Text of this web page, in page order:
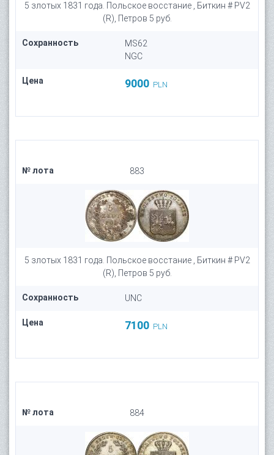
5 злотых 1831 года. Польское восстание , Биткин # PV2
(R), Петров 5 руб.
Сохранность
MS62
NGC
Цена 9000 PLN
№ лота 883
5 злотых 1831 года. Польское восстание , Биткин # PV2
(R), Петров 5 руб.
Сохранность UNC
Цена 7100 PLN
№ лота 884